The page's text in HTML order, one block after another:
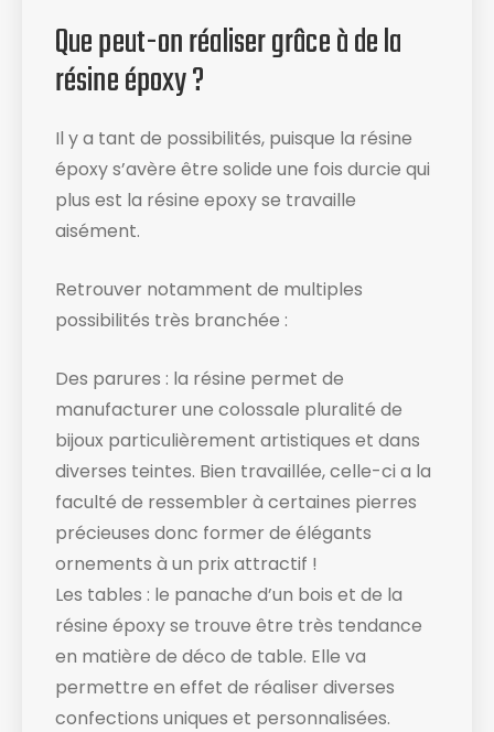
Que peut-on réaliser grâce à de la
résine époxy ?
Il y a tant de possibilités, puisque la résine
époxy s’avère être solide une fois durcie qui
plus est la résine epoxy se travaille
aisément.
Retrouver notamment de multiples
possibilités très branchée :
Des parures : la résine permet de
manufacturer une colossale pluralité de
bijoux particulièrement artistiques et dans
diverses teintes. Bien travaillée, celle-ci a la
faculté de ressembler à certaines pierres
précieuses donc former de élégants
ornements à un prix attractif !
Les tables : le panache d’un bois et de la
résine époxy se trouve être très tendance
en matière de déco de table. Elle va
permettre en effet de réaliser diverses
confections uniques et personnalisées.